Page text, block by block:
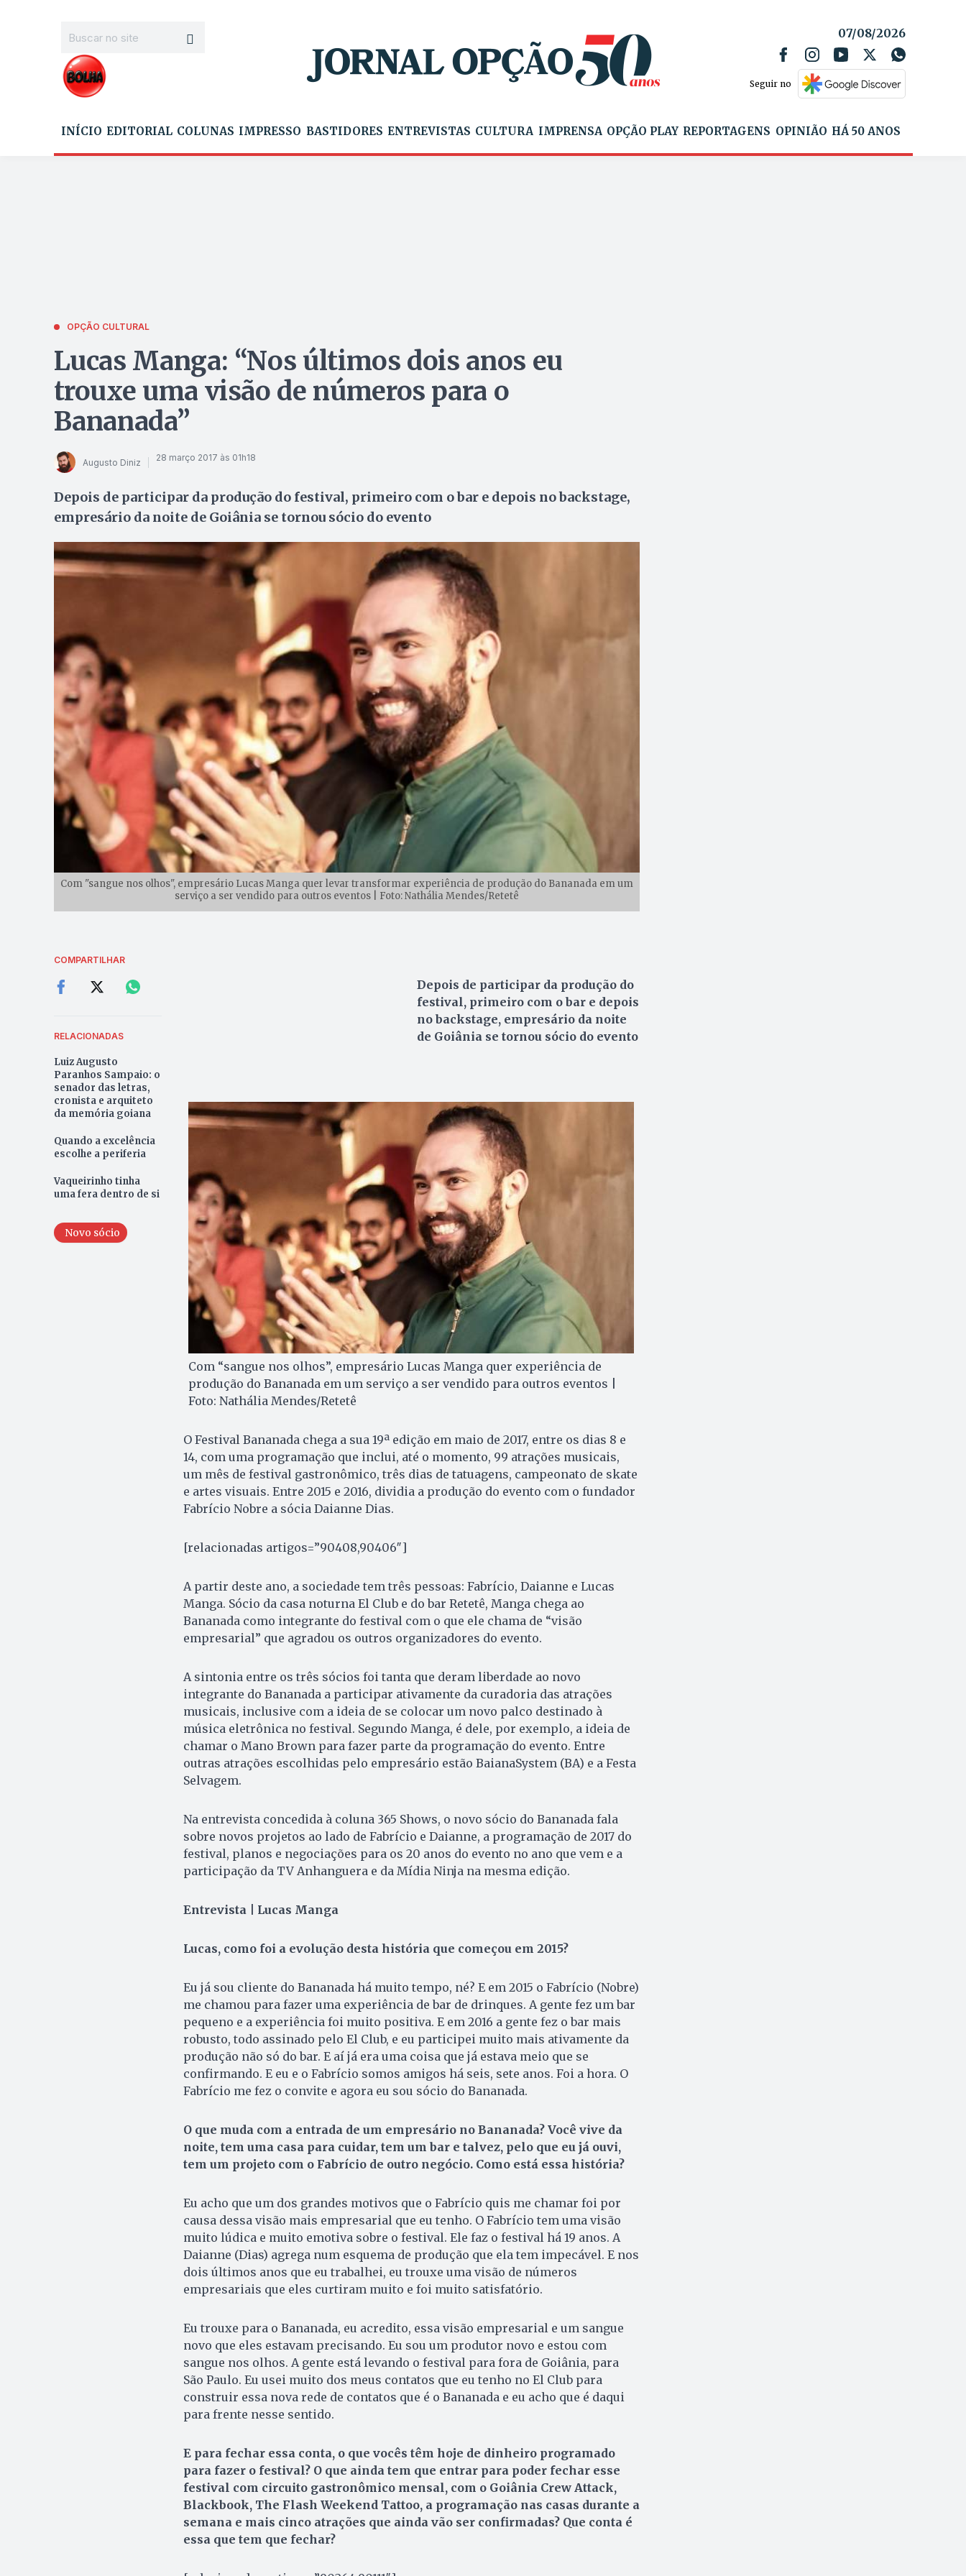
07/08/2026
Seguir no
INÍCIO EDITORIAL COLUNAS IMPRESSO BASTIDORES ENTREVISTAS CULTURA IMPRENSA OPÇÃO PLAY REPORTAGENS OPINIÃO HÁ 50 ANOS
OPÇÃO CULTURAL
Lucas Manga: “Nos últimos dois anos eu
trouxe uma visão de números para o
Bananada”
Augusto Diniz 28 março 2017 às 01h18
Depois de participar da produção do festival, primeiro com o bar e depois no backstage,
empresário da noite de Goiânia se tornou sócio do evento
Com "sangue nos olhos", empresário Lucas Manga quer levar transformar experiência de produção do Bananada em um
serviço a ser vendido para outros eventos | Foto: Nathália Mendes/Retetê
COMPARTILHAR
RELACIONADAS
Luiz Augusto
Paranhos Sampaio: o
senador das letras,
cronista e arquiteto
da memória goiana
Quando a excelência
escolhe a periferia
Vaqueirinho tinha
uma fera dentro de si
Novo sócio
Depois de participar da produção do
festival, primeiro com o bar e depois
no backstage, empresário da noite
de Goiânia se tornou sócio do evento
Com “sangue nos olhos”, empresário Lucas Manga quer experiência de
produção do Bananada em um serviço a ser vendido para outros eventos |
Foto: Nathália Mendes/Retetê
O Festival Bananada chega a sua 19ª edição em maio de 2017, entre os dias 8 e
14, com uma programação que inclui, até o momento, 99 atrações musicais,
um mês de festival gastronômico, três dias de tatuagens, campeonato de skate
e artes visuais. Entre 2015 e 2016, dividia a produção do evento com o fundador
Fabrício Nobre a sócia Daianne Dias.
[relacionadas artigos=”90408,90406″]
A partir deste ano, a sociedade tem três pessoas: Fabrício, Daianne e Lucas
Manga. Sócio da casa noturna El Club e do bar Retetê, Manga chega ao
Bananada como integrante do festival com o que ele chama de “visão
empresarial” que agradou os outros organizadores do evento.
A sintonia entre os três sócios foi tanta que deram liberdade ao novo
integrante do Bananada a participar ativamente da curadoria das atrações
musicais, inclusive com a ideia de se colocar um novo palco destinado à
música eletrônica no festival. Segundo Manga, é dele, por exemplo, a ideia de
chamar o Mano Brown para fazer parte da programação do evento. Entre
outras atrações escolhidas pelo empresário estão BaianaSystem (BA) e a Festa
Selvagem.
Na entrevista concedida à coluna 365 Shows, o novo sócio do Bananada fala
sobre novos projetos ao lado de Fabrício e Daianne, a programação de 2017 do
festival, planos e negociações para os 20 anos do evento no ano que vem e a
participação da TV Anhanguera e da Mídia Ninja na mesma edição.
Entrevista | Lucas Manga
Lucas, como foi a evolução desta história que começou em 2015?
Eu já sou cliente do Bananada há muito tempo, né? E em 2015 o Fabrício (Nobre)
me chamou para fazer uma experiência de bar de drinques. A gente fez um bar
pequeno e a experiência foi muito positiva. E em 2016 a gente fez o bar mais
robusto, todo assinado pelo El Club, e eu participei muito mais ativamente da
produção não só do bar. E aí já era uma coisa que já estava meio que se
confirmando. E eu e o Fabrício somos amigos há seis, sete anos. Foi a hora. O
Fabrício me fez o convite e agora eu sou sócio do Bananada.
O que muda com a entrada de um empresário no Bananada? Você vive da
noite, tem uma casa para cuidar, tem um bar e talvez, pelo que eu já ouvi,
tem um projeto com o Fabrício de outro negócio. Como está essa história?
Eu acho que um dos grandes motivos que o Fabrício quis me chamar foi por
causa dessa visão mais empresarial que eu tenho. O Fabrício tem uma visão
muito lúdica e muito emotiva sobre o festival. Ele faz o festival há 19 anos. A
Daianne (Dias) agrega num esquema de produção que ela tem impecável. E nos
dois últimos anos que eu trabalhei, eu trouxe uma visão de números
empresariais que eles curtiram muito e foi muito satisfatório.
Eu trouxe para o Bananada, eu acredito, essa visão empresarial e um sangue
novo que eles estavam precisando. Eu sou um produtor novo e estou com
sangue nos olhos. A gente está levando o festival para fora de Goiânia, para
São Paulo. Eu usei muito dos meus contatos que eu tenho no El Club para
construir essa nova rede de contatos que é o Bananada e eu acho que é daqui
para frente nesse sentido.
E para fechar essa conta, o que vocês têm hoje de dinheiro programado
para fazer o festival? O que ainda tem que entrar para poder fechar esse
festival com circuito gastronômico mensal, com o Goiânia Crew Attack,
Blackbook, The Flash Weekend Tattoo, a programação nas casas durante a
semana e mais cinco atrações que ainda vão ser confirmadas? Que conta é
essa que tem que fechar?